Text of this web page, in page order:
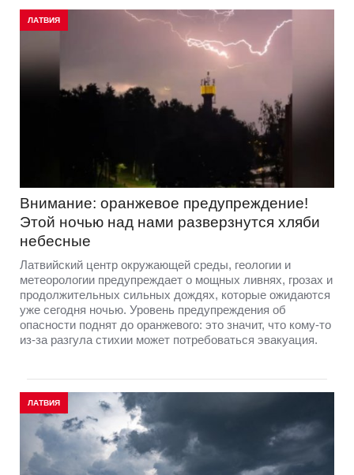
ЛАТВИЯ
Внимание: оранжевое предупреждение!
Этой ночью над нами разверзнутся хляби
небесные
Латвийский центр окружающей среды, геологии и
метеорологии предупреждает о мощных ливнях, грозах и
продолжительных сильных дождях, которые ожидаются
уже сегодня ночью. Уровень предупреждения об
опасности поднят до оранжевого: это значит, что кому-то
из-за разгула стихии может потребоваться эвакуация.
ЛАТВИЯ